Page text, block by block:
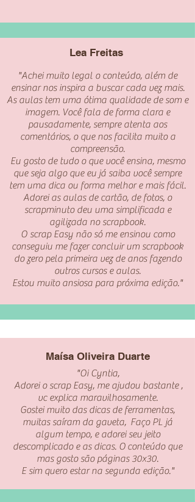
Lea Freitas
"Achei muito legal o conteúdo, além de
ensinar nos inspira a buscar cada vez mais.
As aulas tem uma ótima qualidade de som e
imagem. Você fala de forma clara e
pausadamente, sempre atenta aos
comentários, o que nos facilita muito a
compreensão.
Eu gosto de tudo o que você ensina, mesmo
que seja algo que eu já saiba você sempre
tem uma dica ou forma melhor e mais fácil.
Adorei as aulas de cartão, de fotos, o
scrapminuto deu uma simplificada e
agilizada no scrapbook.
O scrap Easy não só me ensinou como
conseguiu me fazer concluir um scrapbook
do zero pela primeira vez de anos fazendo
outros cursos e aulas.
Estou muito ansiosa para próxima edição."
Maísa Oliveira Duarte
"Oi Cyntia,
Adorei o scrap Easy, me ajudou bastante ,
vc explica maravilhosamente.
Gostei muito das dicas de ferramentas,
muitas saíram da gaveta, Faço PL já
algum tempo, e adorei seu jeito
descomplicado e as dicas. O conteúdo que
mas gosto são páginas 30x30.
E sim quero estar na segunda edição."